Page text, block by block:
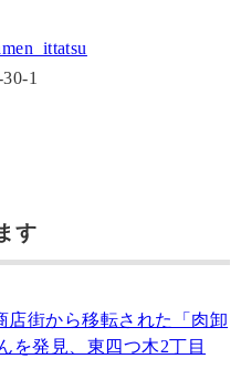
1
す
店街から移転された「肉卸
を発見、東四つ木2丁目